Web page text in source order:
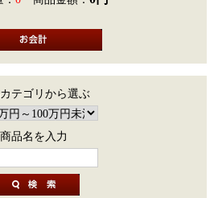
テゴリから選ぶ
商品名を入力